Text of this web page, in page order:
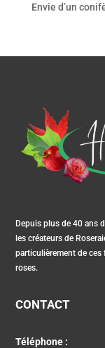
Envie d’un
Depuis plus de 40 ans
les créateurs de
particulièrement de
roses.
CONTACT
Téléphone :